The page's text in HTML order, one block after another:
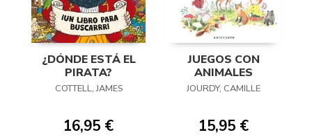
¿DÓNDE ESTÁ EL
PIRATA?
COTTELL, JAMES
16,95 €
JUEGOS CON
ANIMALES
JOURDY, CAMILLE
15,95 €